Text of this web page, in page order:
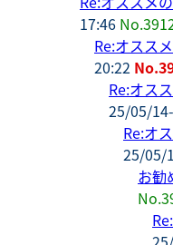
17:46
Re:オスス
20:22
Re:オス
25/05/
Re:オ
25/05/
お勧